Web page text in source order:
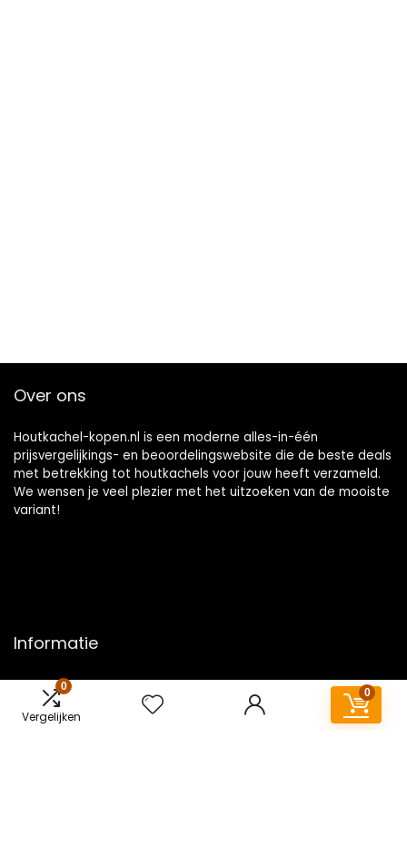
0
Vergelijken
0
Over ons
Houtkachel-kopen.nl is een moderne alles-in-één
prijsvergelijkings- en beoordelingswebsite die de beste deals
met betrekking tot houtkachels voor jouw heeft verzameld.
We wensen je veel plezier met het uitzoeken van de mooiste
variant!
Informatie
Contact
Klantenservice